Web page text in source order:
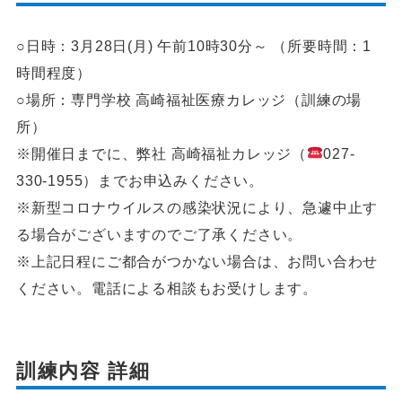
○日時：3月28日(月) 午前10時30分～ （所要時間：1
時間程度）
○場所：専門学校 高崎福祉医療カレッジ（訓練の場
所）
※開催日までに、弊社 高崎福祉カレッジ（
027-
330-1955）までお申込みください。
※新型コロナウイルスの感染状況により、急遽中止す
る場合がございますのでご了承ください。
※上記日程にご都合がつかない場合は、お問い合わせ
ください。電話による相談もお受けします。
訓練内容 詳細